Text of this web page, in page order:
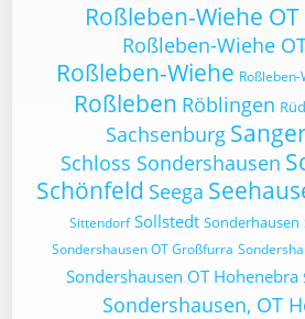
Roßleben-Wiehe
Roßleben-Wiehe
Roßleben-Wiehe
Roßleben Röblingen
Sachsenburg
Schloss Sondershausen
Schönfeld Seega
Sittendorf Sollstedt Sonderhausen
Sondershausen OT Großfurra
Sondershausen OT Hohenebra
Sondershausen, OT